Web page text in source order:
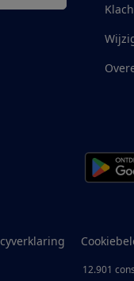
12.901